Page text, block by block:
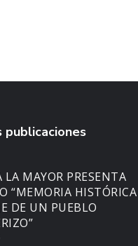
publicaciones
LA MAYOR PRESENTA
“MEMORIA HISTÓRICA
DE UN PUEBLO